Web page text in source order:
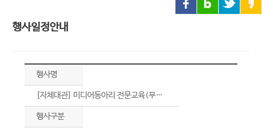
행사일정안내
행사명
[자체대관] 미디어동아리 전문교육(무대음향)
행사구분